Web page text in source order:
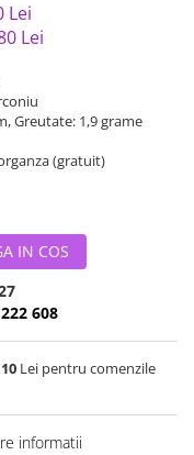
Lei
Lei
Greutate: 1,9 grame
(gratuit)
IN COS
608
10Lei pentru comenzile
informatii